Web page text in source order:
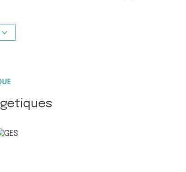
avec terrasse, pergola, cuisine d'été,
une copropriété.